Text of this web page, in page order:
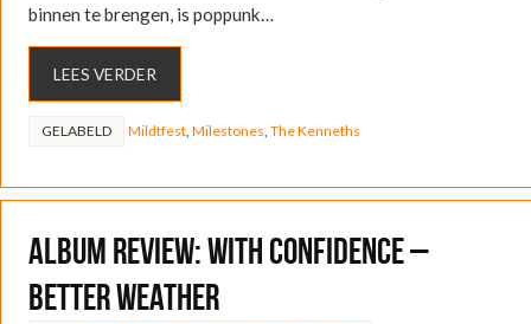
binnen te brengen, is poppunk…
LEES VERDER
GELABELD Mildtfest, Milestones The Kenneths
ALBUM REVIEW: With Confidence –
Better Weather